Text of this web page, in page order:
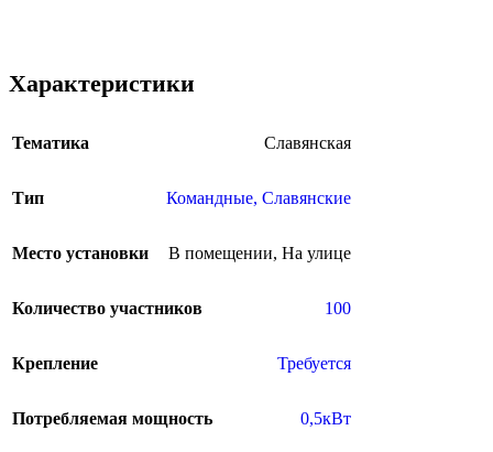
Характеристики
Тематика Славянская
Тип Командные, Славянские
Место установки В помещении, На улице
Количество участников 100
Крепление Требуется
Потребляемая мощность 0,5кВт